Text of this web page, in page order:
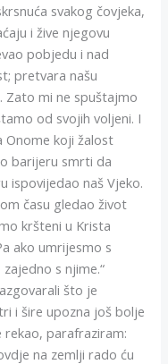
svakog čovjeka,
i žive njegovu
pobjedu i nad
pretvara našu
Zato mi ne spuštajmo
od svojih voljeni. I
koji žalost
barijeru smrti da
ispovijedao naš Vjeko.
času gledao život
kršteni u Krista
ako umrijesmo s
s njime.“
što je
i šire upozna još bolje
rekao, parafraziram:
na zemlji rado ću